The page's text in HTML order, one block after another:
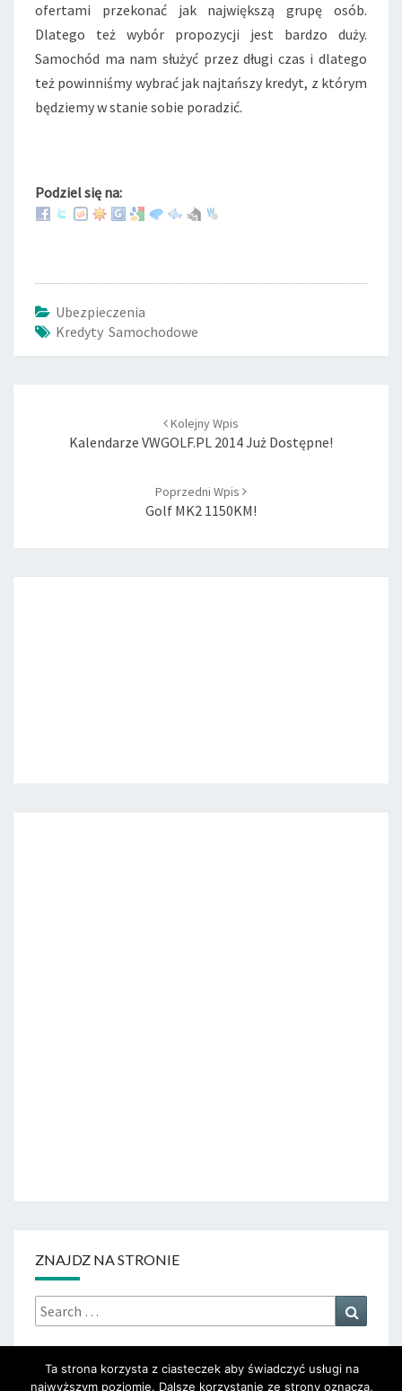
ofertami przekonać jak największą grupę osób.
Dlatego też wybór propozycji jest bardzo duży.
Samochód ma nam służyć przez długi czas i dlatego
też powinniśmy wybrać jak najtańszy kredyt, z którym
będziemy w stanie sobie poradzić.
Podziel się na:
Ubezpieczenia
Kredyty Samochodowe
navigation
Kolejny Wpis
Kalendarze VWGOLF.PL 2014 Już Dostępne!
Poprzedni Wpis
Golf MK2 1150KM!
ZNAJDZ NA STRONIE
Search
for:
Ta strona korzysta z ciasteczek aby świadczyć usługi na
najwyższym poziomie. Dalsze korzystanie ze strony oznacza,